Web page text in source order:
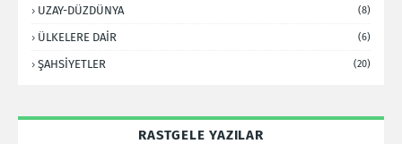
UZAY-DÜZDÜNYA (8)
ÜLKELERE DAİR (6)
ŞAHSİYETLER (20)
RASTGELE YAZILAR